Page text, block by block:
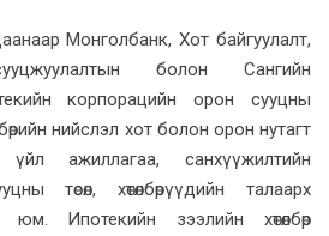
Монголбанк, Хот байгуулалт,
болон Сангийн
корпорацийн орон сууцны
нийслэл хот болон орон нутагт
ажиллагаа, санхүүжилтийн
төсөл, хөтөлбөрүүдийн талаарх
Ипотекийн зээлийн хөтөлбөр